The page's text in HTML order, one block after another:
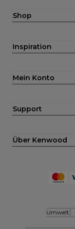
Shop
Inspiration
Mein Konto
Support
Über Kenwood
Umwelt